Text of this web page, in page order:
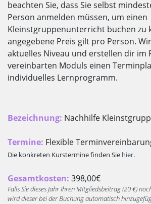
beachten Sie, dass Sie selbst
Person anmelden müssen, um einen
Kleinstgruppenunterricht buchen zu
angegebene Preis gilt pro Person.
aktuelles Niveau und erstellen dir im
vereinbarten Moduls einen
individuelles Lernprogramm.
Bezeichnung: Nachhilfe
Termine: Flexible
Die konkreten Kurstermine finden Sie hier.
Gesamtkosten: 398,00€
Falls Sie dieses Jahr Ihren Mitgliedsbeitrag (20 €)
wird dieser bei der Buchung automatisch